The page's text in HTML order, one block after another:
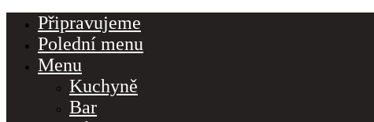
Připravujeme
Polední menu
Menu
Kuchyně
Bar